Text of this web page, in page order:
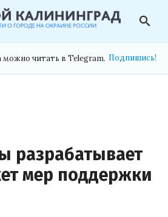
search
читать в Telegram. Подпишись!
разрабатывает
мер поддержки